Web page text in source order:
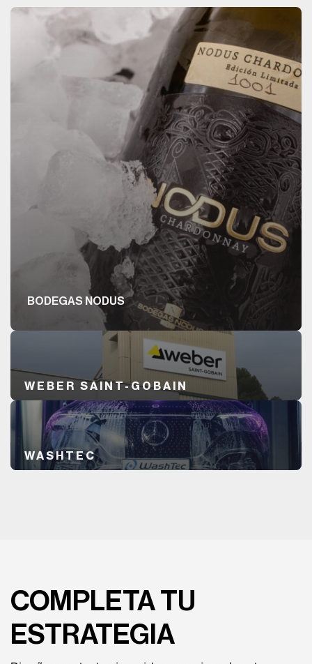
BODEGAS NODUS
WEBER SAINT-GOBAIN
WASHTEC
COMPLETA TU
ESTRATEGIA